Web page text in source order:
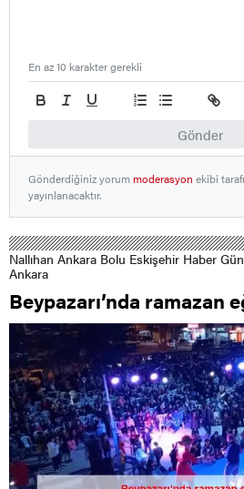
Gönder
En az 10 karakter gerekli
Gönderdiğiniz yorummoderasyon ekibi
yayınlanacaktır.
Nallıhan Ankara Bolu Eskişehir Haber
Ankara
Beypazarı’nda ramazan